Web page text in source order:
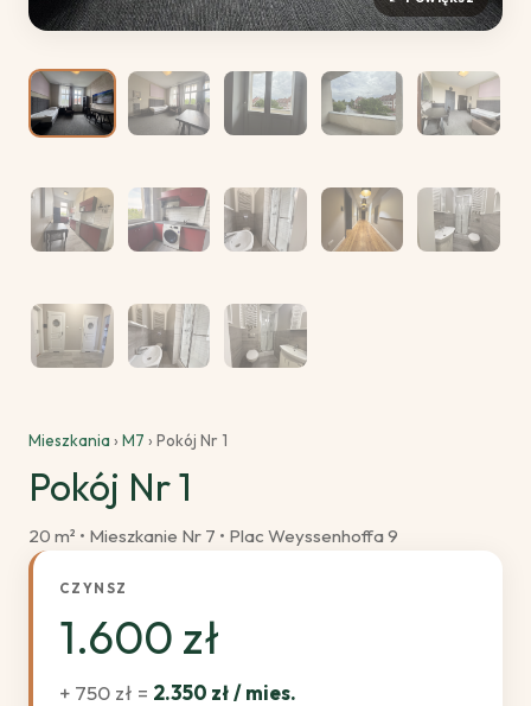
Mieszkania › M7 › Pokój Nr 1
Pokój Nr 1
20 m² • Mieszkanie Nr 7 • Plac Weyssenhoffa 9
CZYNSZ
1.600 zł
+ 750 zł = 2.350 zł / mies.